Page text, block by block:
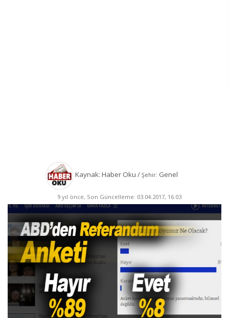
Kaynak: Haber Oku / Şehir: Genel
9 yıl önce, Son Güncelleme: 03.04.2017, 16:03